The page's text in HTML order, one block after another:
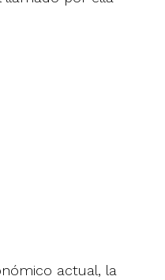
actual, la